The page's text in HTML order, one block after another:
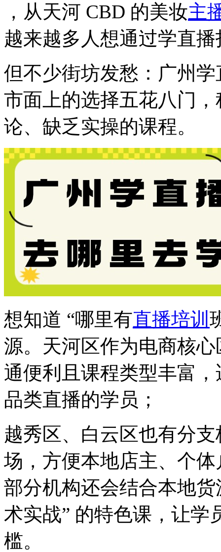
，从天河 CBD 的美妆主
越来越多人想通过学直
但不少街坊发愁：广州
市面上的选择五花八门
论、缺乏实操的课程。
想知道 “哪里有直播培训
源。天河区作为电商核
通便利且课程类型丰富
品类直播的学员；
越秀区、白云区也有分
场，方便本地店主、个
部分机构还会结合本地
术实战” 的特色课，让学
槛。